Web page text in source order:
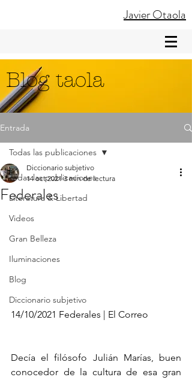
Javier Otaola
Blog taola
Entrada
Todas las publicaciones
Literatura & Libertad
Videos
Gran Belleza
Iluminaciones
Blog
Diccionario subjetivo
Todas las publicaciones
Federales
Diccionario subjetivo
14 oct 2021 3 min de lectura
14/10/2021 Federales | El Correo
Decía el filósofo Julián Marías, buen
conocedor de la cultura de esa gran